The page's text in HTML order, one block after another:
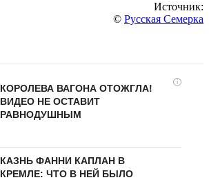
Источник:
© Русская Семерка
i
КОРОЛЕВА ВАГОНА ОТОЖГЛА!
ВИДЕО НЕ ОСТАВИТ
РАВНОДУШНЫМ
КАЗНЬ ФАННИ КАПЛАН В
КРЕМЛЕ: ЧТО В НЕЙ БЫЛО